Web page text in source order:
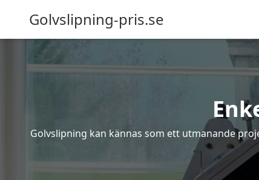
Golvslipning-pris.se
Golvslipning kan kännas som ett utmanande